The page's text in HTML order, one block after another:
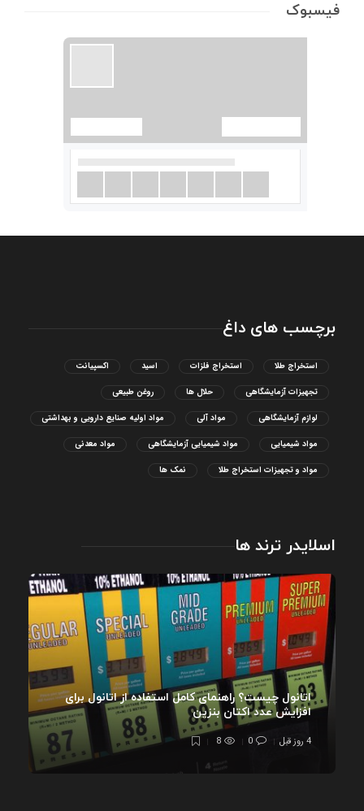
فیسبوک
برچسب های داغ
استخراج طلا استخراج فلزات اسید اکسپیانت
تجهیزات آزمایشگاهی حلال ها روغن طبیعی
لوازم آزمایشگاهی مواد آلی مواد اولیه صنایع دارویی و بهداشتی
مواد شیمیایی مواد شیمیایی آزمایشگاهی مواد معدنی
مواد و تجهیزات استخراج طلا نمک ها
اسلایدر ترند ها
اتانول چیست؟ راهنمای کامل استفاده از اتانول برای
افزایش عدد اکتان بنزین
4 روز قبل 0
8